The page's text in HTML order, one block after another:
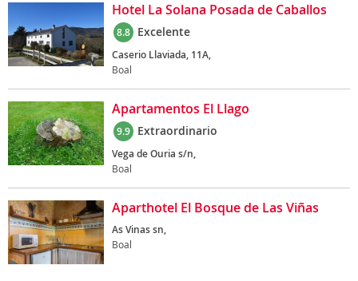
Hotel La Solana Posada de Caballos
8.8 Excelente
Caserio Llaviada, 11A,
Boal
Apartamentos El Llago
9.9 Extraordinario
Vega de Ouria s/n,
Boal
Aparthotel El Bosque de Las Viñas
As Vinas sn,
Boal